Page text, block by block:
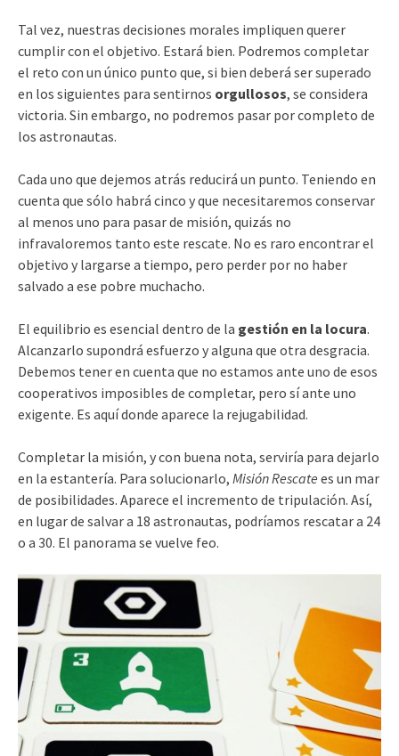
Tal vez, nuestras decisiones morales impliquen querer
cumplir con el objetivo. Estará bien. Podremos completar
el reto con un único punto que, si bien deberá ser superado
en los siguientes para sentirnos orgullosos, se considera
victoria. Sin embargo, no podremos pasar por completo de
los astronautas.
Cada uno que dejemos atrás reducirá un punto. Teniendo en
cuenta que sólo habrá cinco y que necesitaremos conservar
al menos uno para pasar de misión, quizás no
infravaloremos tanto este rescate. No es raro encontrar el
objetivo y largarse a tiempo, pero perder por no haber
salvado a ese pobre muchacho.
El equilibrio es esencial dentro de la gestión en la locura.
Alcanzarlo supondrá esfuerzo y alguna que otra desgracia.
Debemos tener en cuenta que no estamos ante uno de esos
cooperativos imposibles de completar, pero sí ante uno
exigente. Es aquí donde aparece la rejugabilidad.
Completar la misión, y con buena nota, serviría para dejarlo
en la estantería. Para solucionarlo, Misión Rescate es un mar
de posibilidades. Aparece el incremento de tripulación. Así,
en lugar de salvar a 18 astronautas, podríamos rescatar a 24
o a 30. El panorama se vuelve feo.